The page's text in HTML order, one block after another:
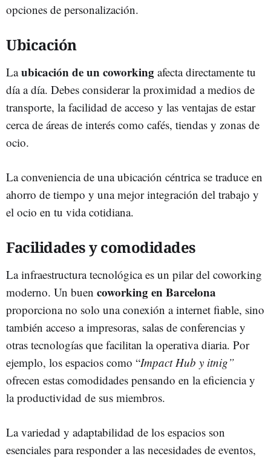
opciones de personalización.
Ubicación
Laubicación de un coworking afecta directamente tu
día a día. Debes considerar la proximidad a medios de
transporte, la facilidad de acceso y las ventajas de estar
cerca de áreas de interés como cafés, tiendas y zonas de
ocio.
La conveniencia de una ubicación céntrica se traduce en
ahorro de tiempo y una mejor integración del trabajo y
el ocio en tu vida cotidiana.
Facilidades y comodidades
La infraestructura tecnológica es un pilar del coworking
moderno. Un buen coworking en Barcelona
proporciona no solo una conexión a internet fiable, sino
también acceso a impresoras, salas de conferencias y
otras tecnologías que facilitan la operativa diaria. Por
ejemplo, los espacios como “Impact Hub y itnig”
ofrecen estas comodidades pensando en la eficiencia y
la productividad de sus miembros.
La variedad y adaptabilidad de los espacios son
esenciales para responder a las necesidades de eventos,